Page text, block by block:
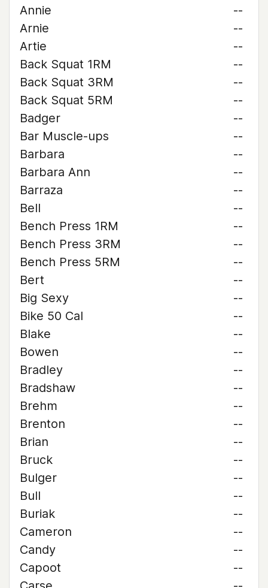
Annie
--
Arnie
--
Artie
--
Back Squat 1RM
--
Back Squat 3RM
--
Back Squat 5RM
--
Badger
--
Bar Muscle-ups
--
Barbara
--
Barbara Ann
--
Barraza
--
Bell
--
Bench Press 1RM
--
Bench Press 3RM
--
Bench Press 5RM
--
Bert
--
Big Sexy
--
Bike 50 Cal
--
Blake
--
Bowen
--
Bradley
--
Bradshaw
--
Brehm
--
Brenton
--
Brian
--
Bruck
--
Bulger
--
Bull
--
Buriak
--
Cameron
--
Candy
--
Capoot
--